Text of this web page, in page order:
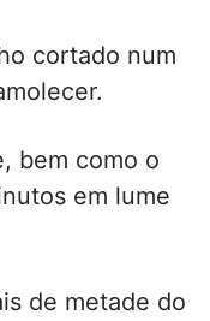
cortado num
bem como o
em lume
de metade do